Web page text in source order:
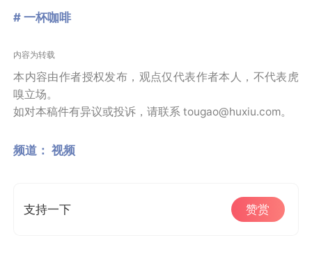
# 一杯咖啡
内容为转载
本内容由作者授权发布，观点仅代表作者本人，不代表虎
嗅立场。
如对本稿件有异议或投诉，请联系 tougao@huxiu.com。
频道： 视频
支持一下 赞赏